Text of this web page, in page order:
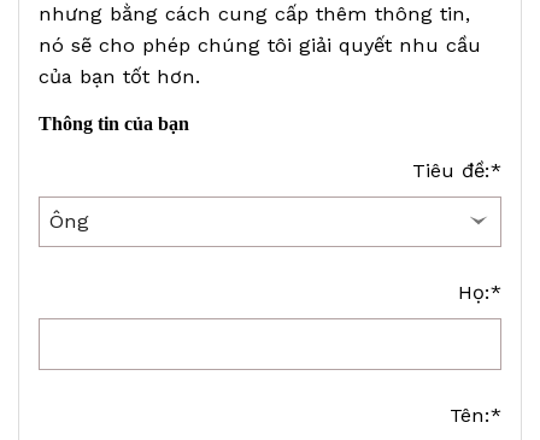
nhưng bằng cách cung cấp thêm thông tin,
nó sẽ cho phép chúng tôi giải quyết nhu cầu
của bạn tốt hơn.
Thông tin của bạn
Tiêu đề:*
Họ:*
Tên:*